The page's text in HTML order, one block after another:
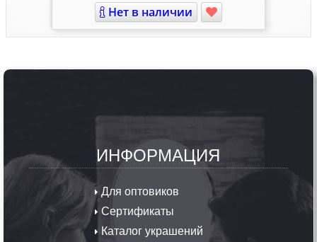
Нет в наличии
ИНФОРМАЦИЯ
Для оптовиков
Сертификаты
Каталог украшений